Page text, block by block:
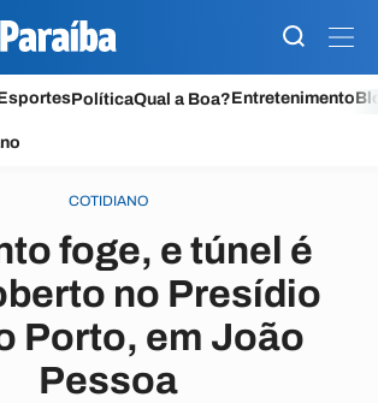
PolíticaQual a Boa?Entretenimento
COTIDIANO
foge, e túnel é
no Presídio
Porto, em João
Pessoa